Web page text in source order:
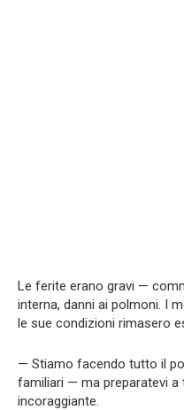
Le ferite erano gravi —
interna, danni ai polmoni. I
le sue condizioni rimasero
— Stiamo facendo tutto il
familiari — ma preparatevi a
incoraggiante.